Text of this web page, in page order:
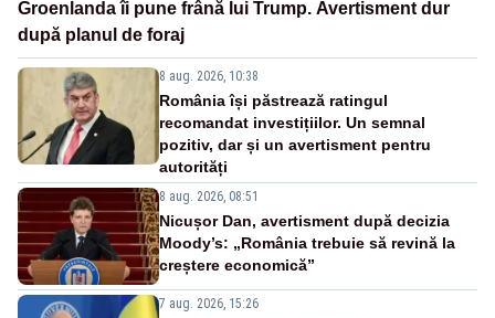
Groenlanda îi pune frână lui Trump. Avertisment dur
după planul de foraj
8 aug. 2026, 10:38
România își păstrează ratingul
recomandat investițiilor. Un semnal
pozitiv, dar și un avertisment pentru
autorități
8 aug. 2026, 08:51
Nicușor Dan, avertisment după decizia
Moody’s: „România trebuie să revină la
creștere economică”
7 aug. 2026, 15:26